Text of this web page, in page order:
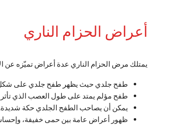
أعراض الحزام الناري
يمتلك مرض الحزام الناري عدة أعراض تميّزه عن
طفح جلدي حيث يظهر طفح جلدي على شكل
طفح مؤلم يمتد على طول العصب الذي
يمكن أن يصاحب الطفح الجلدي حكة
ظهور أعراض عامة بين حمى خفيفة،